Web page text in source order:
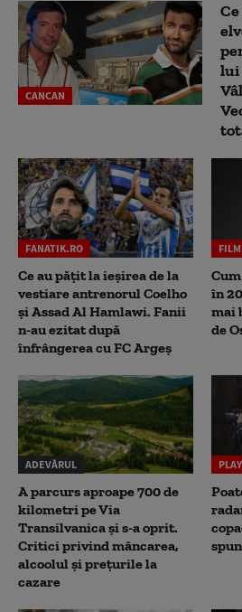
CANCAN
lui
FANATIK.RO
Ce au pățit la ieșirea de la
vestiare antrenorul Coelho
și Assad Al Hamlawi. Fanii
n-au ezitat după
înfrângerea cu FC Argeș
în
mai
de
ADEVĂRUL
A parcurs aproape 700 de
kilometri pe Via
Transilvanica și s-a oprit.
Critici privind mâncarea,
alcoolul și prețurile la
cazare